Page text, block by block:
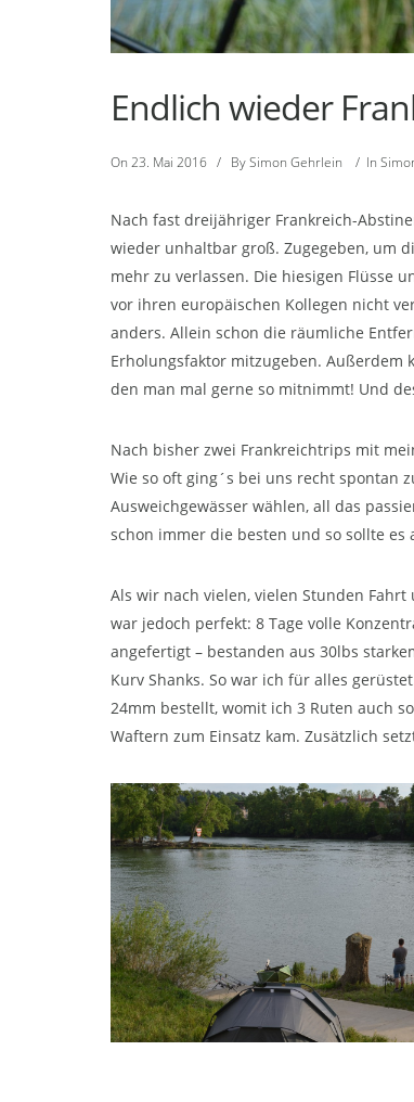
Endlich wieder
On 23. Mai 2016 / BySimon Gehrlein / In
Nach fast dreijähriger Frankreich-
wieder unhaltbar groß. Zugegeben, um
mehr zu verlassen. Die hiesigen Flüsse
vor ihren europäischen Kollegen nicht
anders. Allein schon die räumliche
Erholungsfaktor mitzugeben. Außerdem
den man mal gerne so mitnimmt! Und
Nach bisher zwei Frankreichtrips mit
Wie so oft ging´s bei uns recht spontan
Ausweichgewässer wählen, all das
schon immer die besten und so sollte es
Als wir nach vielen, vielen Stunden
war jedoch perfekt: 8 Tage volle
angefertigt – bestanden aus 30lbs
Kurv Shanks. So war ich für alles
24mm bestellt, womit ich 3 Ruten auch
Waftern zum Einsatz kam. Zusätzlich